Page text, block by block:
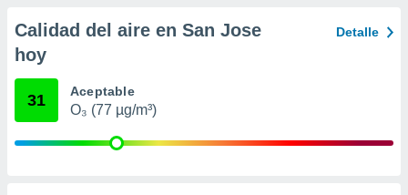
e
mediante
publicidad
Calidad del aire en San Jose
hoy
Detalle
31 Aceptable
O₃ (77 µg/m³)